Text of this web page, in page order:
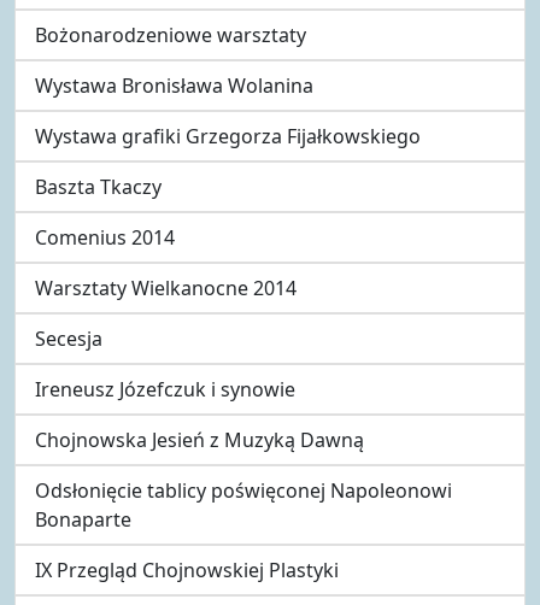
Bożonarodzeniowe warsztaty
Wystawa Bronisława Wolanina
Wystawa grafiki Grzegorza Fijałkowskiego
Baszta Tkaczy
Comenius 2014
Warsztaty Wielkanocne 2014
Secesja
Ireneusz Józefczuk i synowie
Chojnowska Jesień z Muzyką Dawną
Odsłonięcie tablicy poświęconej Napoleonowi
Bonaparte
IX Przegląd Chojnowskiej Plastyki